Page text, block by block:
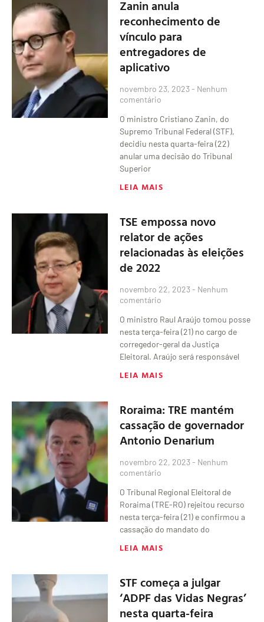
Zanin anula
reconhecimento de
vínculo para
entregadores de
aplicativo
novembro 23, 2023 Nenhum
comentário
O ministro Cristiano Zanin, do
Supremo Tribunal Federal (STF),
decidiu nesta quarta-feira (22)
anular uma decisão do Tribunal
Superior
LEIA MAIS
TSE empossa novo
relator de ações
relacionadas às eleições
de 2022
novembro 22, 2023 Nenhum
comentário
O ministro Raul Araújo tomou posse
nesta terça-feira (21) no cargo de
corregedor-geral da Justiça
Eleitoral. Araújo será responsável
LEIA MAIS
Roraima: TRE mantém
cassação de governador
Antonio Denarium
novembro 22, 2023 Nenhum
comentário
O Tribunal Regional Eleitoral de
Roraima (TRE-RO) rejeitou recurso
nesta terça-feira (21) e confirmou a
cassação do mandato do
LEIA MAIS
STF começa a julgar
‘ADPF das Vidas Negras’
nesta quarta-feira